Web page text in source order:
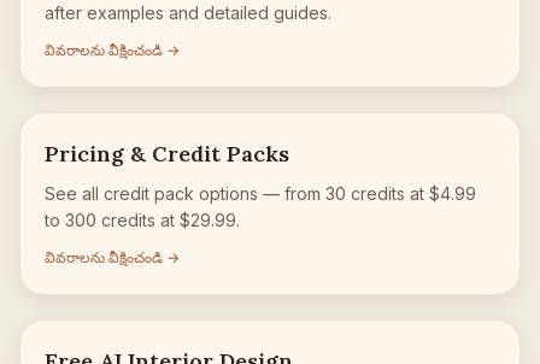
after examples and detailed guides.
వివరాలను వీక్షించండి →
Pricing & Credit Packs
See all credit pack options — from 30 credits at $4.99
to 300 credits at $29.99.
వివరాలను వీక్షించండి →